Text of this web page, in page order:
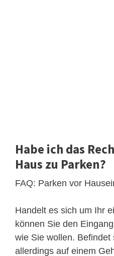
Habe ich das
Haus zu Parken?
FAQ: Parken vor
Handelt es sich um Ihr
können Sie den
wie Sie wollen.
allerdings auf einem